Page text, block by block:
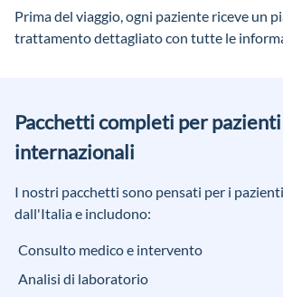
Prima del viaggio, ogni paziente riceve un
trattamento dettagliato con tutte le
Pacchetti completi per pazienti
internazionali
I nostri pacchetti sono pensati per i
dall'Italia e includono:
Consulto medico e intervento
Analisi di laboratorio